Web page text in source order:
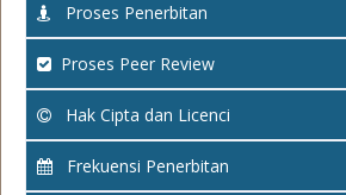
Proses Penerbitan
Proses Peer Review
Hak Cipta dan Licenci
Frekuensi Penerbitan